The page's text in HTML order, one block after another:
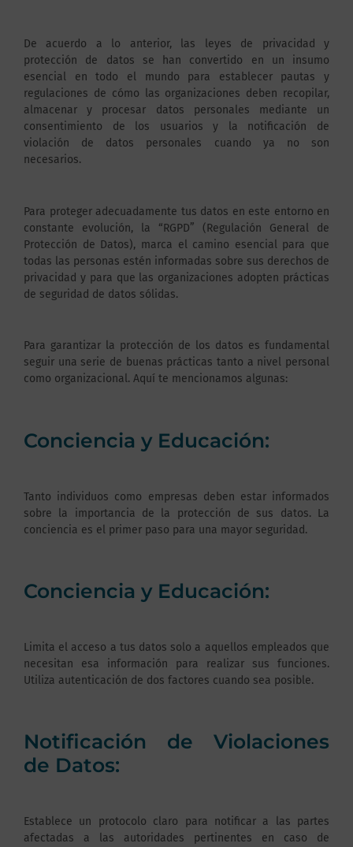
De acuerdo a lo anterior, las leyes de privacidad y
protección de datos se han convertido en un insumo
esencial en todo el mundo para establecer pautas y
regulaciones de cómo las organizaciones deben recopilar,
almacenar y procesar datos personales mediante un
consentimiento de los usuarios y la notificación de
violación de datos personales cuando ya no son
necesarios.
Para proteger adecuadamente tus datos en este entorno en
constante evolución, la “RGPD” (Regulación General de
Protección de Datos), marca el camino esencial para que
todas las personas estén informadas sobre sus derechos de
privacidad y para que las organizaciones adopten prácticas
de seguridad de datos sólidas.
Para garantizar la protección de los datos es fundamental
seguir una serie de buenas prácticas tanto a nivel personal
como organizacional. Aquí te mencionamos algunas:
Conciencia y Educación:
Tanto individuos como empresas deben estar informados
sobre la importancia de la protección de sus datos. La
conciencia es el primer paso para una mayor seguridad.
Conciencia y Educación:
Limita el acceso a tus datos solo a aquellos empleados que
necesitan esa información para realizar sus funciones.
Utiliza autenticación de dos factores cuando sea posible.
Notificación de Violaciones
de Datos:
Establece un protocolo claro para notificar a las partes
afectadas a las autoridades pertinentes en caso de